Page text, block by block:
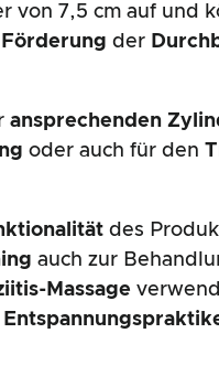
von 7,5 cm auf und
Förderung der
ansprechenden
oder auch für den
des
auch zur
Massage